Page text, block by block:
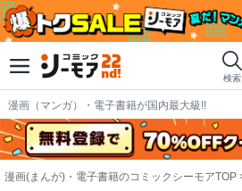
検索
漫画（マンガ）・電子書籍が国内最大級!!
漫画(まんが)・電子書籍のコミックシーモアTOP